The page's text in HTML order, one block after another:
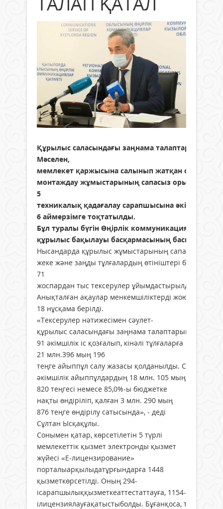
Құрылыс саласындағы заңнама талаптарын
Мәселен,
мемлекет қаржысына салынып жатқан
монтаждау жұмыстарының сапасыз
5
техникалық қадағалау сарапшысына әкімшілік
6 аймерзімге тоқтатылды.
Бұл туралы бүгін Өңірлік коммуникациялар
құрылыс бақылауы басқармасының басшысы
Нысандарда құрылыс жұмыстарының сапасына
жеке және заңды тұлғалардың өтініштері бойынша
71
жоспардан тыс тексерулер ұйымдастырылды.
Анықталған ақаулар менкемшіліктерді жою жөнінде
18 нұсқама берілді.
«Тексерулер нәтижесімен сәулет-
құрылыс саласындағы заңнама талаптарын бұзған
91 әкімшілік іс қозғалып, кінәлі тұлғаларға
21 млн.396 мың 196
теңге айыппұл салу жазасы қолданылды. Салынған
әкімшілік айыппұлдардың 18 млн. 105 мың
820 теңгесі немесе 85,0%-ы бюджетке
нақты өндіріліп, қалған 3 млн. 290 мың
876 теңге өндірілу сатысында», - деді
Сұлтан Ысқақұлы.
Сонымен қатар, көрсетілетін 5 түрлі
мемлекеттік қызмет электронды қызмет
жүйесі «Е-лицензирование»
порталыарқылыдатұрғындарға 1448
қызметкөрсетілді. Оның 294-
ісарапшылыққызметкеаттестаттауға, 1154-
ілицензиялауғақатыстыболды. Бұғанқоса,